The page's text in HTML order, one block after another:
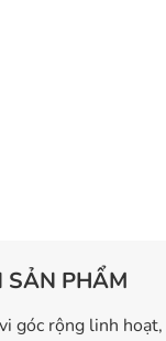
SẢN PHẨM
góc rộng linh hoạt,